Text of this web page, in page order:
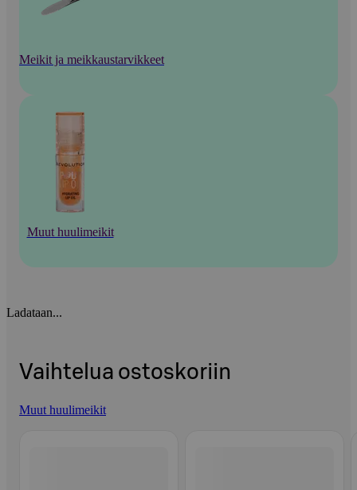
Meikit ja meikkaustarvikkeet
Muut huulimeikit
Ladataan...
Vaihtelua ostoskoriin
Muut huulimeikit